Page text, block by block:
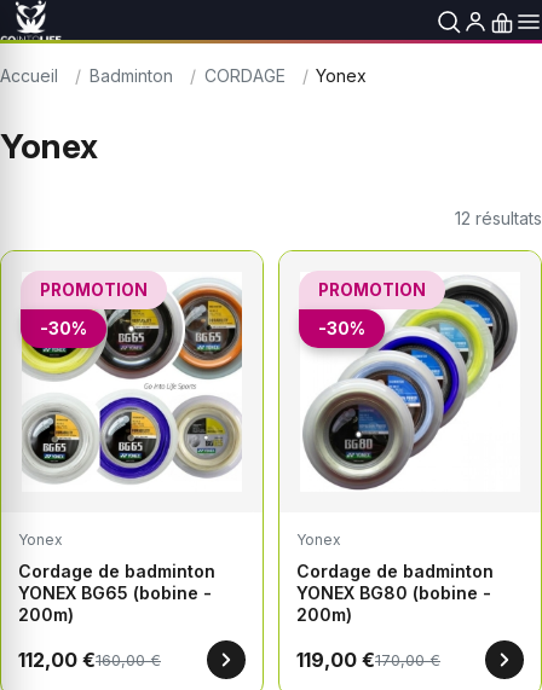
Accueil Badminton CORDAGE Yonex
Yonex
12 résultats
PROMOTION
-30%
Yonex
Cordage de badminton
YONEX BG65 (bobine -
200m)
112,00 €160,00 €
PROMOTION
-30%
Yonex
Cordage de badminton
YONEX BG80 (bobine -
200m)
119,00 €170,00 €